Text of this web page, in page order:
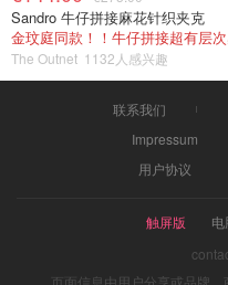
Sandro 牛仔拼接麻花针织夹克
金玟庭同款！！牛仔拼接超有层
The Outnet 1132人感兴趣
联系我们
Impressum
用户协议
触屏版
页面信息由用户分享或品牌